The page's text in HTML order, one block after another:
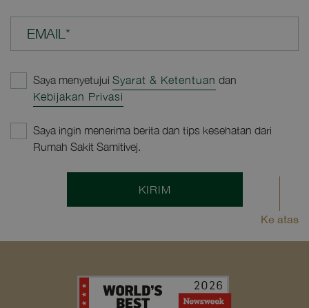
EMAIL*
Saya menyetujui Syarat & Ketentuan dan
Kebijakan Privasi
Saya ingin menerima berita dan tips kesehatan dari
Rumah Sakit Samitivej.
KIRIM
Ke atas